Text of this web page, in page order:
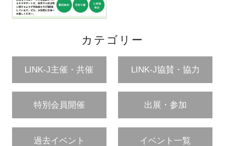
カテゴリー
LINK-J主催・共催 LINK-J協賛・協力
特別会員開催 出展・参加
過去イベント イベント一覧